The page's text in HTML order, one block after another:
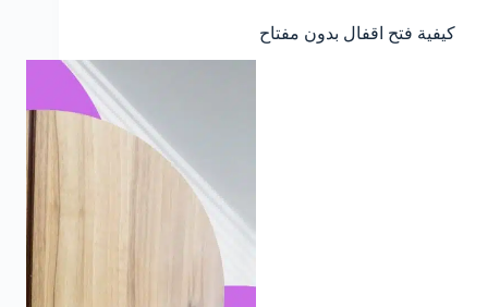
كيفية فتح اقفال بدون مفتاح